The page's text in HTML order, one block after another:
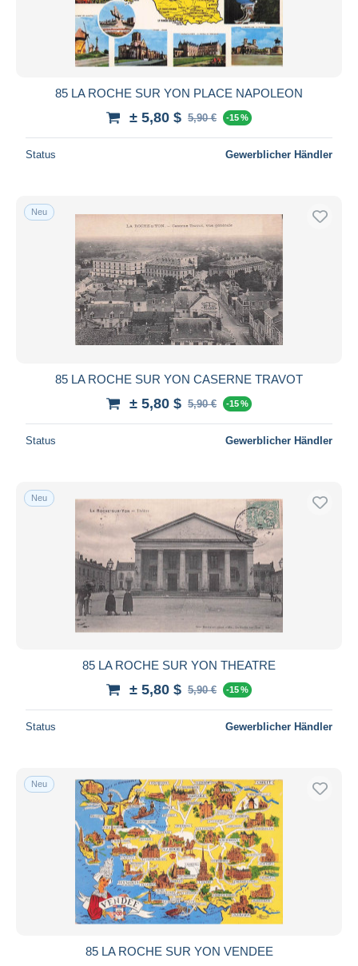
85 LA ROCHE SUR YON PLACE NAPOLEON
± 5,80 $ 5,90 € -15 %
Status Gewerblicher Händler
Neu
85 LA ROCHE SUR YON CASERNE TRAVOT
± 5,80 $ 5,90 € -15 %
Status Gewerblicher Händler
Neu
85 LA ROCHE SUR YON THEATRE
± 5,80 $ 5,90 € -15 %
Status Gewerblicher Händler
Neu
85 LA ROCHE SUR YON VENDEE